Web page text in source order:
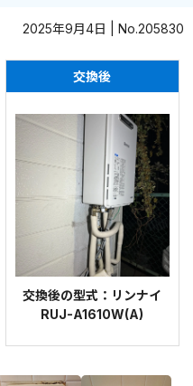
2025年9月4日 | No.205830
交換後
交換後の型式：リンナイ
RUJ-A1610W(A)